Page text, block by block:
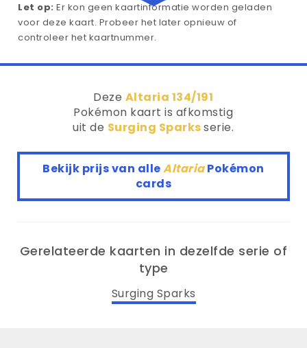
Let op: Er kon geen kaartinformatie worden geladen
voor deze kaart. Probeer het later opnieuw of
controleer het kaartnummer.
Deze Altaria 134/191
Pokémon kaart is afkomstig
uit de Surging Sparksserie.
Bekijk prijs van alleAltariaPokémon
cards
Gerelateerde kaarten in dezelfde serie of
type
Surging Sparks